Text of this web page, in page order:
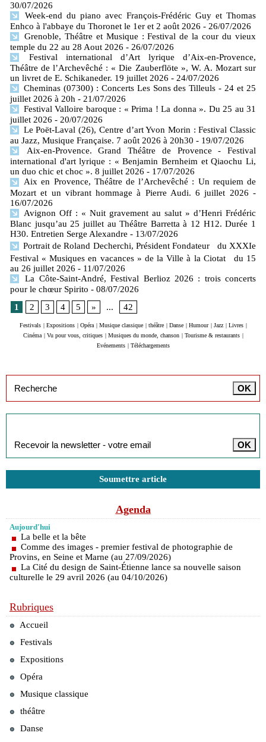
30/07/2026
Week-end du piano avec François-Frédéric Guy et Thomas
Enhco à l'abbaye du Thoronet le 1er et 2 août 2026 - 26/07/2026
Grenoble, Théâtre et Musique : Festival de la cour du vieux
temple du 22 au 28 Aout 2026 - 26/07/2026
Festival international d’Art lyrique d’Aix-en-Provence,
Théâtre de l’Archevêché : « Die Zauberflöte », W. A. Mozart sur
un livret de E. Schikaneder. 19 juillet 2026 - 24/07/2026
Cheminas (07300) : Concerts Les Sons des Tilleuls - 24 et 25
juillet 2026 à 20h - 21/07/2026
Festival Valloire baroque : « Prima ! La donna ». Du 25 au 31
juillet 2026 - 20/07/2026
Le Poët-Laval (26), Centre d’art Yvon Morin : Festival Classic
au Jazz, Musique Française. 7 août 2026 à 20h30 - 19/07/2026
Aix-en-Provence. Grand Théâtre de Provence - Festival
international d'art lyrique : « Benjamin Bernheim et Qiaochu Li,
un duo chic et choc ». 8 juillet 2026 - 17/07/2026
Aix en Provence, Théâtre de l’Archevêché : Un requiem de
Mozart et un vibrant hommage à Pierre Audi. 6 juillet 2026 -
16/07/2026
Avignon Off : « Nuit gravement au salut » d’Henri Frédéric
Blanc jusqu’au 25 juillet au Théâtre Barretta à 12 H12. Durée 1
H30. Entretien Serge Alexandre - 13/07/2026
Portrait de Roland Decherchi, Président Fondateur du XXXIe
Festival « Musiques en vacances » de la Ville à la Ciotat du 15
au 26 juillet 2026 - 11/07/2026
La Côte-Saint-André, Festival Berlioz 2026 : trois concerts
pour le chœur Spirito - 08/07/2026
1
2 3 4 5 » ... 42
Festivals | Expositions | Opéra | Musique classique | théâtre | Danse | Humour | Jazz | Livres |
Cinéma | Vu pour vous, critiques | Musiques du monde, chanson | Tourisme & restaurants |
Evénements | Téléchargements
Soumettre article
Agenda
Aujourd'hui
La belle et la bête
Comme des images - premier festival de photographie de
Provins, en Seine et Marne (au 27/09/2026)
La Cité du design de Saint-Étienne lance sa nouvelle saison
culturelle le 29 avril 2026 (au 04/10/2026)
Rubriques
Accueil
Festivals
Expositions
Opéra
Musique classique
théâtre
Danse